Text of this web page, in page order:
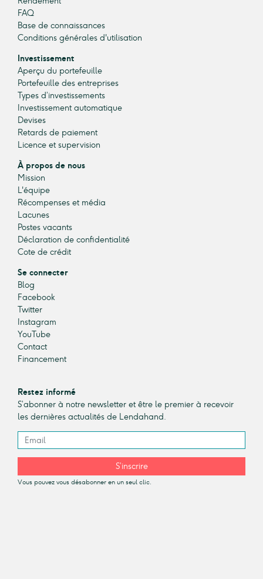
FAQ
Base de connaissances
Conditions générales d'utilisation
Investissement
Aperçu du portefeuille
Portefeuille des entreprises
Types d’investissements
Investissement automatique
Devises
Retards de paiement
Licence et supervision
À propos de nous
Mission
L'équipe
Récompenses et média
Lacunes
Postes vacants
Déclaration de confidentialité
Cote de crédit
Se connecter
Blog
Facebook
Twitter
Instagram
YouTube
Contact
Financement
Restez informé
S’abonner à notre newsletter et être le premier à recevoir
les dernières actualités de Lendahand.
S’inscrire
Vous pouvez vous désabonner en un seul clic.